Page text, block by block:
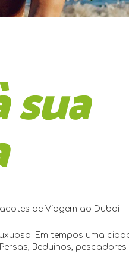
sua
de Viagem ao Dubai
Em tempos uma
Beduínos,